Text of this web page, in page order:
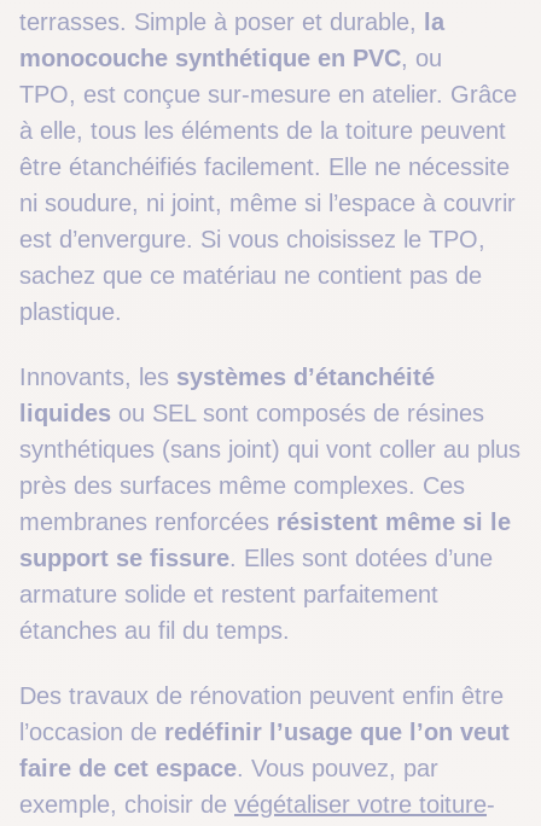
terrasses. Simple à poser et durable, la
monocouche synthétique en PVC, ou
TPO, est conçue sur-mesure en atelier. Grâce
à elle, tous les éléments de la toiture peuvent
être étanchéifiés facilement. Elle ne nécessite
ni soudure, ni joint, même si l’espace à couvrir
est d’envergure. Si vous choisissez le TPO,
sachez que ce matériau ne contient pas de
plastique.
Innovants, les systèmes d’étanchéité
liquides ou SEL sont composés de résines
synthétiques (sans joint) qui vont coller au plus
près des surfaces même complexes. Ces
membranes renforcées résistent même si le
support se fissure. Elles sont dotées d’une
armature solide et restent parfaitement
étanches au fil du temps.
Des travaux de rénovation peuvent enfin être
l’occasion de redéfinir l’usage que l’on veut
faire de cet espace. Vous pouvez, par
exemple, choisir de végétaliser votre toiture-